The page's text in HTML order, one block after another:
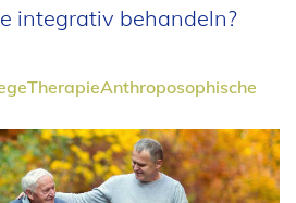
integrativ behandeln?
TherapieAnthroposophische